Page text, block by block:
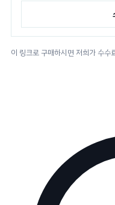
이 링크로 구매하시면 저희가 수수